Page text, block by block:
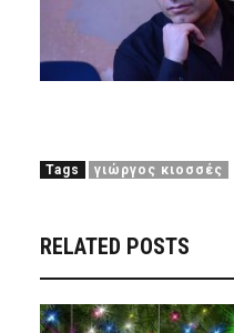
Tags γιώργος κιοσσές
RELATED POSTS